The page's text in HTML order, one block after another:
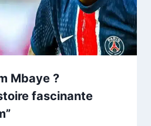
Mbaye ?
fascinante